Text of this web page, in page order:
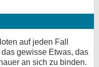
auf jeden Fall
gewisse Etwas, das
an sich zu binden.